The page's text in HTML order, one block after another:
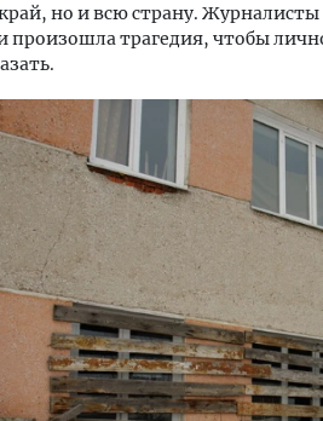
но и всю страну. Журналисты
и произошла трагедия, чтобы
с
Смелость